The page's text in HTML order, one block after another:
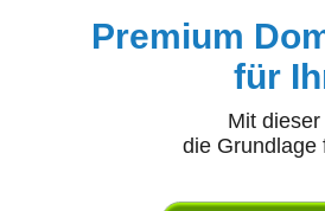
Premium
für
Mit
die